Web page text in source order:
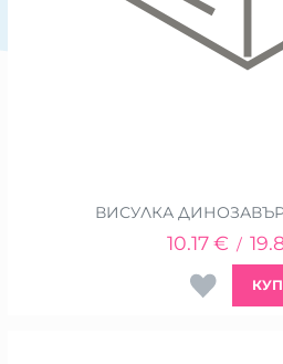
ВИСУЛКА ДИНОЗАВЪР
10.17 € /